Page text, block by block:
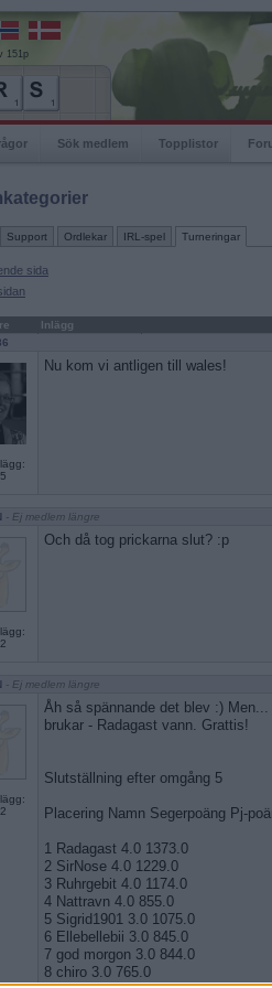
151p
Sök medlem Topplistor
Support Ordlekar IRL-spel Turneringar
sida
Inlägg
Nu kom vi antligen till wales!
- Ej medlem längre
Och då tog prickarna slut? :p
- Ej medlem längre
Åh så spännande det blev :)
brukar - Radagast vann. Grattis!
Slutställning efter omgång 5
Placering Namn Segerpoäng Pj-
1 Radagast 4.0 1373.0
2 SirNose 4.0 1229.0
3 Ruhrgebit 4.0 1174.0
4 Nattravn 4.0 855.0
5 Sigrid1901 3.0 1075.0
6 Ellebellebii 3.0 845.0
7 god morgon 3.0 844.0
8 chiro 3.0 765.0